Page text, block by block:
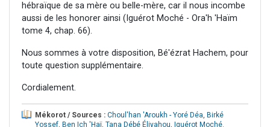
hébraïque de sa mère ou belle-mère, car il nous incombe
aussi de les honorer ainsi (Iguérot Moché - Ora'h 'Haïm
tome 4, chap. 66).
Nous sommes à votre disposition, Bé'ézrat Hachem, pour
toute question supplémentaire.
Cordialement.
Mékorot / Sources : Choul'han 'Aroukh - Yoré Déa, Birké
Yossef, Ben Ich 'Haï, Tana Débé Éliyahou, Iguérot Moché.